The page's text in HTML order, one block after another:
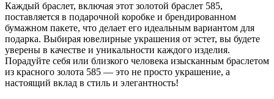
Каждый браслет, включая этот золотой браслет 585,
поставляется в подарочной коробке и брендированном
бумажном пакете, что делает его идеальным вариантом для
подарка. Выбирая ювелирные украшения от эстет, вы будете
уверены в качестве и уникальности каждого изделия.
Порадуйте себя или близкого человека изысканным браслетом
из красного золота 585 — это не просто украшение, а
настоящий вклад в стиль и элегантность!